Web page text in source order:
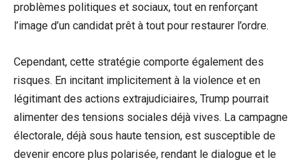
problèmes politiques et sociaux, tout en renforçant
l’image d’un candidat prêt à tout pour restaurer l’ordre.
Cependant, cette stratégie comporte également des
risques. En incitant implicitement à la violence et en
légitimant des actions extrajudiciaires, Trump pourrait
alimenter des tensions sociales déjà vives. La campagne
électorale, déjà sous haute tension, est susceptible de
devenir encore plus polarisée, rendant le dialogue et le